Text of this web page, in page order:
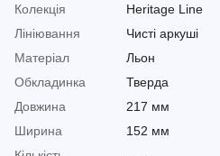
Колекція
Heritage Line
Лініювання
Чисті аркуші
Матеріал
Льон
Обкладинка
Тверда
Довжина
217 мм
Ширина
152 мм